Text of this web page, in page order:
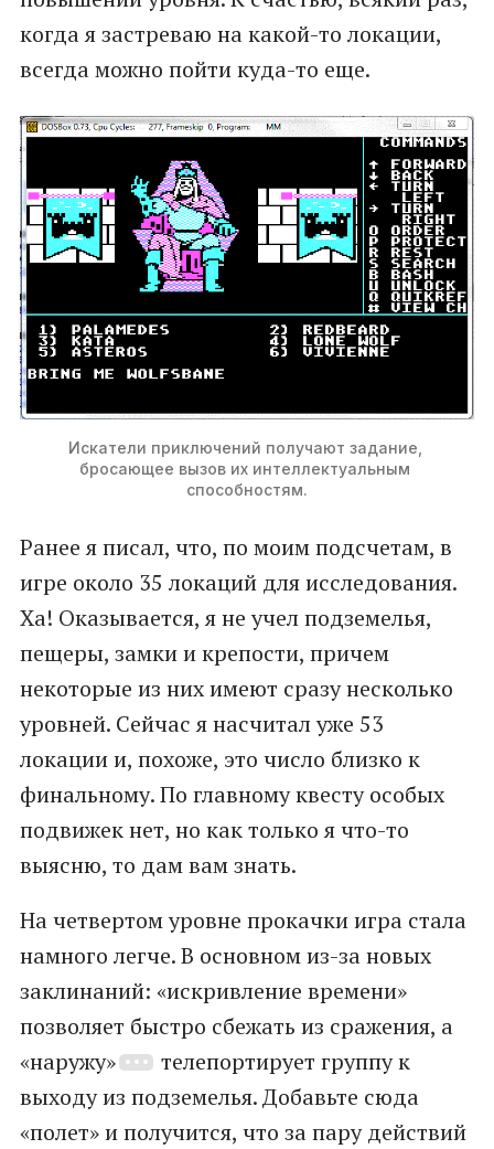
когда я застреваю на какой-то локации,
всегда можно пойти куда-то еще.
Искатели приключений получают задание,
бросающее вызов их интеллектуальным
способностям.
Ранее я писал, что, по моим подсчетам, в
игре около 35 локаций для исследования.
Ха! Оказывается, я не учел подземелья,
пещеры, замки и крепости, причем
некоторые из них имеют сразу несколько
уровней. Сейчас я насчитал уже 53
локации и, похоже, это число близко к
финальному. По главному квесту особых
подвижек нет, но как только я что-то
выясню, то дам вам знать.
На четвертом уровне прокачки игра стала
намного легче. В основном из-за новых
заклинаний: «искривление времени»
позволяет быстро сбежать из сражения, а
«наружу»
телепортирует группу к
выходу из подземелья. Добавьте сюда
«полет» и получится, что за пару действий